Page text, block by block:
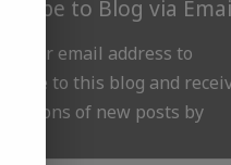
to Blog via
your email address to
to this blog and
of new posts by